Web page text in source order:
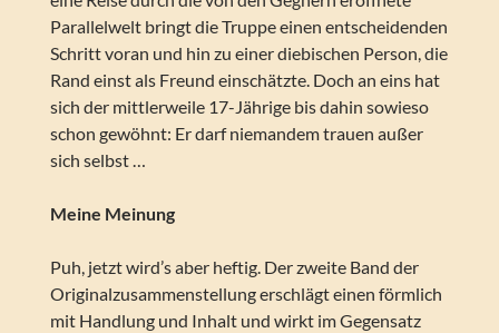
Parallelwelt bringt die Truppe einen entscheidenden
Schritt voran und hin zu einer diebischen Person, die
Rand einst als Freund einschätzte. Doch an eins hat
sich der mittlerweile 17-Jährige bis dahin sowieso
schon gewöhnt: Er darf niemandem trauen außer
sich selbst …
Meine Meinung
Puh, jetzt wird’s aber heftig. Der zweite Band der
Originalzusammenstellung erschlägt einen förmlich
mit Handlung und Inhalt und wirkt im Gegensatz